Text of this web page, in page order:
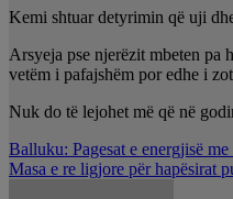
Kemi shtuar detyrimin që uji
Arsyeja pse njerëzit mbeten pa
vetëm i pafajshëm por edhe i
Nuk do të lejohet më që në
Lëvizje
te
Balluku: Pagesat e energjisë
Masa e re ligjore për hapësirat